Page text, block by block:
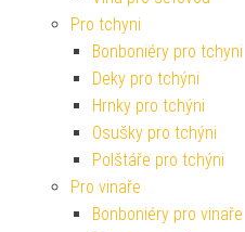
Pro tchyni
Bonboniéry pro tchyni
Deky pro tchýni
Hrnky pro tchýni
Osušky pro tchýni
Polštáře pro tchýni
Pro vinaře
Bonboniéry pro vinaře